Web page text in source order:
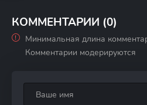
КОММЕНТАРИИ (0)
Минимальная длина
Комментарии модерируются